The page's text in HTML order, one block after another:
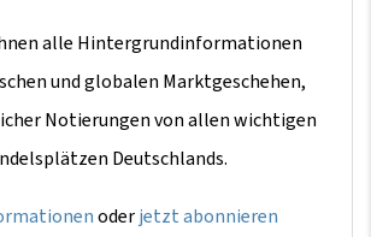
alle Hintergrundinformationen
und globalen Marktgeschehen,
Notierungen von allen wichtigen
Deutschlands.
oderjetzt abonnieren